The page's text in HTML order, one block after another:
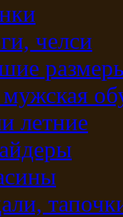
челси
летние